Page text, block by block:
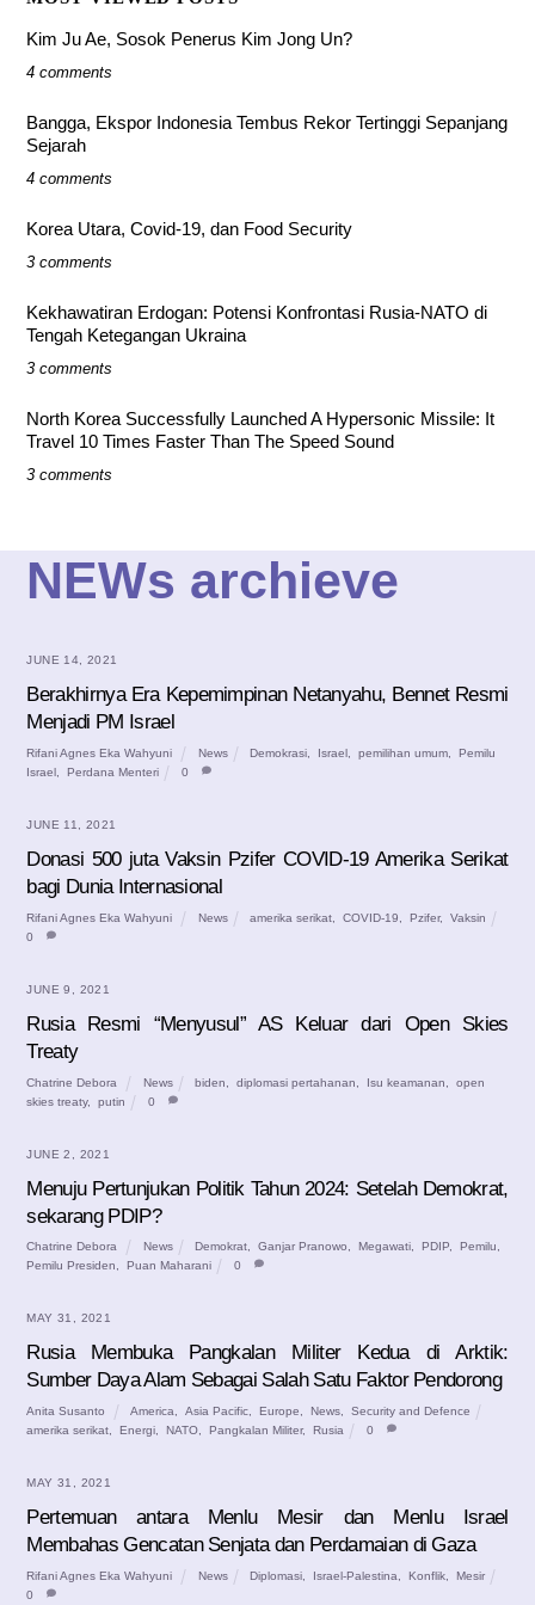
Kim Ju Ae, Sosok Penerus Kim Jong Un?
4 comments
Bangga, Ekspor Indonesia Tembus Rekor Tertinggi Sepanjang
Sejarah
4 comments
Korea Utara, Covid-19, dan Food Security
3 comments
Kekhawatiran Erdogan: Potensi Konfrontasi Rusia-NATO di
Tengah Ketegangan Ukraina
3 comments
North Korea Successfully Launched A Hypersonic Missile: It
Travel 10 Times Faster Than The Speed Sound
3 comments
NEWs archieve
JUNE 14, 2021
Berakhirnya Era Kepemimpinan Netanyahu, Bennet Resmi
Menjadi PM Israel
Rifani Agnes Eka Wahyuni News Demokrasi Israel pemilihan umum
Pemilu
Israel
Perdana Menteri 0
JUNE 11, 2021
Donasi 500 juta Vaksin Pzifer COVID-19 Amerika Serikat
bagi Dunia Internasional
Rifani Agnes Eka Wahyuni News amerika serikat COVID-19 Pzifer,
Vaksin
0
JUNE 9, 2021
Rusia Resmi “Menyusul” AS Keluar dari Open Skies
Treaty
Chatrine Debora News biden diplomasi pertahanan Isu keamanan
open
skies treaty, putin 0
JUNE 2, 2021
Menuju Pertunjukan Politik Tahun 2024: Setelah Demokrat,
sekarang PDIP?
Chatrine Debora News Demokrat, Ganjar Pranowo, Megawati, PDIP, Pemilu,
Pemilu Presiden, Puan Maharani 0
MAY 31, 2021
Rusia Membuka Pangkalan Militer Kedua di Arktik:
Sumber Daya Alam Sebagai Salah Satu Faktor Pendorong
Anita Susanto America, Asia Pacific, Europe, News,
Security and Defence
amerika serikat, Energi, NATO, Pangkalan Militer, Rusia 0
MAY 31, 2021
Pertemuan antara Menlu Mesir dan Menlu Israel
Membahas Gencatan Senjata dan Perdamaian di Gaza
Rifani Agnes Eka Wahyuni News Diplomasi Israel-Palestina Konflik
Mesir
0